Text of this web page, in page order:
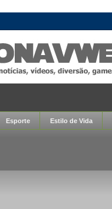
Esporte Estilo de Vida